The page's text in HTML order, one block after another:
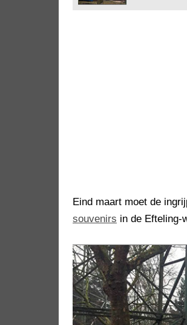
Eind maart moet de
souvenirs in de Efteling-